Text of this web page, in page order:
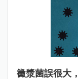
黴漿菌誤很大